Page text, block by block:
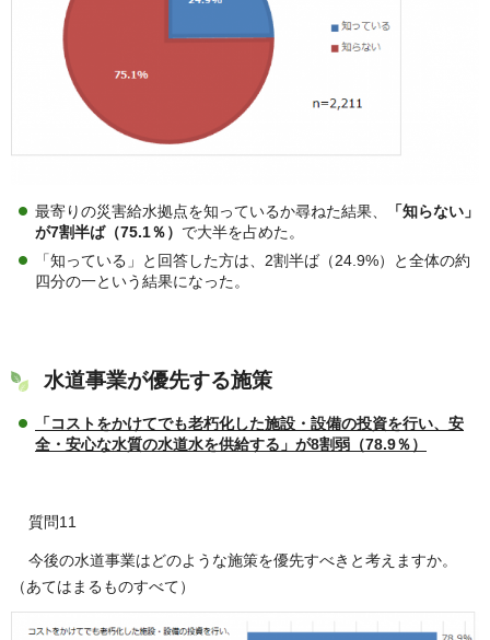
最寄りの災害給水拠点を知っているか尋ねた結果、
「知らない」
が7割半ば（75.1％） で大半を占めた。
「知っている」と回答した方は、2割半ば（24.9%）と全体の約
四分の一という結果になった。
水道事業が優先する施策
「コストをかけてでも老朽化した施設・設備の投資を行い、安
全・安心な水質の水道水を供給する」が8割弱（78.9％）
質問11
今後の水道事業はどのような施策を優先すべきと考えますか。
（あてはまるものすべて）